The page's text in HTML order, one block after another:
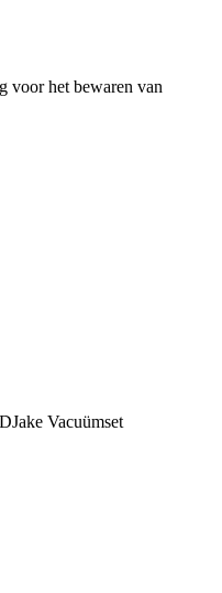
voor het bewaren van
Vacuümset